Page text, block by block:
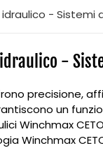
idraulico - Sistemi
idraulico -
un
Winchmax
Winchmax